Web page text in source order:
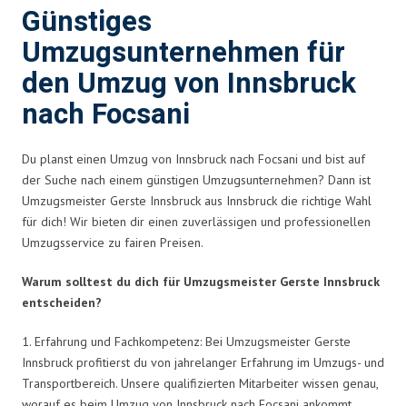
Günstiges
Umzugsunternehmen für
den Umzug von Innsbruck
nach Focsani
Du planst einen Umzug von Innsbruck nach Focsani und bist auf
der Suche nach einem günstigen Umzugsunternehmen? Dann ist
Umzugsmeister Gerste Innsbruck aus Innsbruck die richtige Wahl
für dich! Wir bieten dir einen zuverlässigen und professionellen
Umzugsservice zu fairen Preisen.
Warum solltest du dich für Umzugsmeister Gerste Innsbruck
entscheiden?
1. Erfahrung und Fachkompetenz: Bei Umzugsmeister Gerste
Innsbruck profitierst du von jahrelanger Erfahrung im Umzugs- und
Transportbereich. Unsere qualifizierten Mitarbeiter wissen genau,